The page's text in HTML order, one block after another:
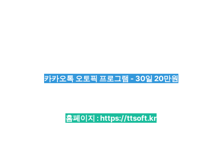
카카오톡 오토픽 프로그램 - 30일 20만원
홈페이지 :https://ttsoft.kr